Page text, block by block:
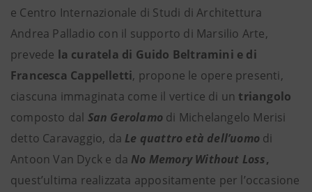
e Centro Internazionale di Studi di Architettura
Andrea Palladio con il supporto di Marsilio Arte,
prevede la curatela di Guido Beltramini e di
Francesca Cappelletti, propone le opere presenti,
ciascuna immaginata come il vertice di un triangolo
composto dal San Gerolamo di Michelangelo Merisi
detto Caravaggio, da Le quattro età dell’uomo di
Antoon Van Dyck e da No Memory Without Loss,
quest’ultima realizzata appositamente per l’occasione